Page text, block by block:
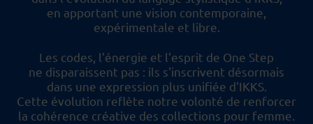
en apportant une vision contemporaine,
expérimentale et libre.
Les codes, l'énergie et l'esprit de One Step
ne disparaissent pas : ils s'inscrivent désormais
dans une expression plus unifiée d'IKKS.
Cette évolution reflète notre volonté de renforcer
la cohérence créative des collections pour femme.